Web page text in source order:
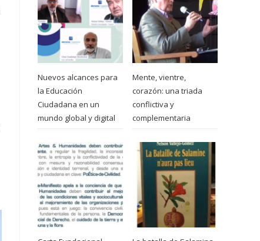
Nuevos alcances para
la Educación
Ciudadana en un
mundo global y digital
Mente, vientre,
corazón: una triada
conflictiva y
complementaria